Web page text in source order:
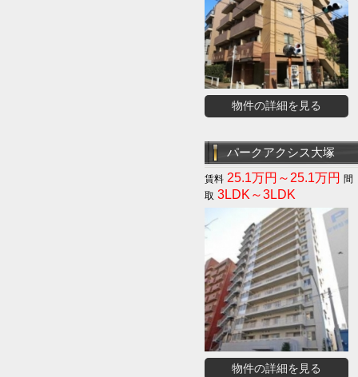
物件の詳細を見る
パークアクシス大塚
25.1万円～25.1万円
3LDK～3LDK
物件の詳細を見る